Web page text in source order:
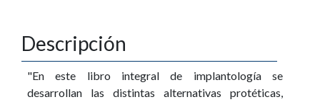
Descripción
"En este libro integral de implantología se
desarrollan las distintas alternativas protéticas,